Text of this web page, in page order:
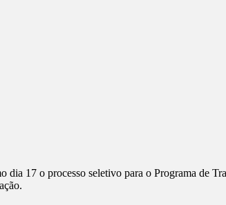
17 o processo seletivo para o Programa de